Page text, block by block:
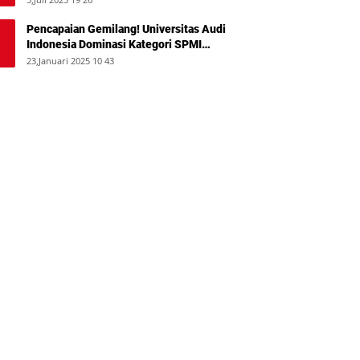
Pencapaian Gemilang! Universitas Audi
Indonesia Dominasi Kategori SPMI
Terbaik 2024
23,Januari 2025 10 43